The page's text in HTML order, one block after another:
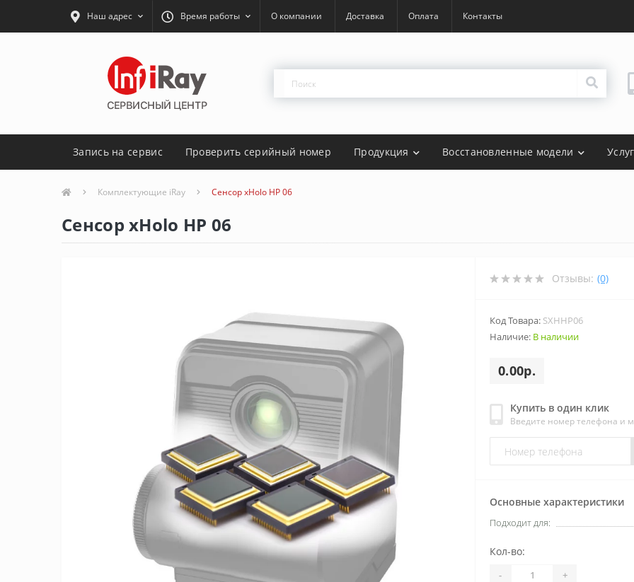
Наш адрес Время работы О компании Доставка Оплата Контакты
Запись на сервис Проверить серийный номер Продукция Восстановленные модели
Комплектующие iRay Сенсор xHolo HP 06
Сенсор xHolo HP 06
Отзывы: (0)
Код Товара: SXHHP06
Наличие: В наличии
0.00р.
Купить в один клик
Введите номер телефона и
Основные характеристики
Подходит для:
Кол-во:
- +